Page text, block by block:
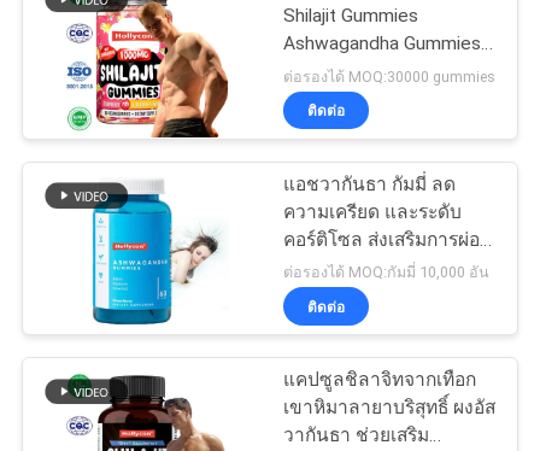
โรงงาน
ควบคุม
คุณภาพ
เรา
ข่าว
Shilajit Gummies
Ashwagandha Gummies
เสริมพลังงานสุขภาพ
ต่อรองได้ MOQ:30000 gummies
ติดต่อ
แอชวากันธา กัมมี่ ลด
ความเครียด และระดับ
คอร์ติโซล ส่งเสริมการผ่อน
คลาย
ต่อรองได้ MOQ:กัมมี่ 10,000 อัน
ติดต่อ
แคปซูลชิลาจิทจากเทือก
เขาหิมาลายาบริสุทธิ์ ผงอัส
วากันธา ช่วยเสริม